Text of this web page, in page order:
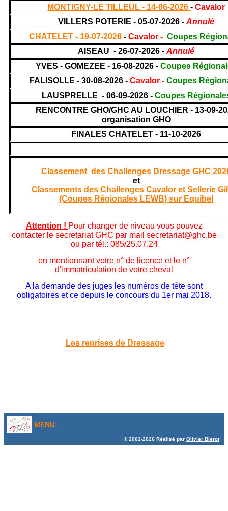
MONTIGNY-LE TILLEUL - 14-06-2026-Cavalor
VILLERS POTERIE - 05-07-2026 -Annulé
CHATELET - 19-07-2026 -Cavalor - Coupes
AISEAU - 26-07-2026 -Annulé
YVES - GOMEZEE - 16-08-2026 -Coupes
FALISOLLE - 30-08-2026 -Cavalor -Coupes
LAUSPRELLE - 06-09-2026 - Coupes
RENCONTRE GHO/GHC AU LOUCHIER - 13-09-
organisation GHO
FINALES CHATELET - 11-10-2026
Classement des Challenges Dressage GHC
et
Classements des Challenges Cavalor et Sellerie
(Coupes Régionales LEWB) sur Equibel
Attention ! Pour changer de niveau vous pouvez
contacter le secretariat GHC par mail secretariat@ghc.be
ou par tél.: 085/25.07.24
en mentionnant votre n° de licence et le n°
d'immatriculation de votre cheval
A la demande des juges les numéros de tête sont
obligatoires et ce depuis le concours du 1er mai 2018.
Les reprises de Dressage
MENU
© 2002-2026 Réalisé par Olivier Blerot